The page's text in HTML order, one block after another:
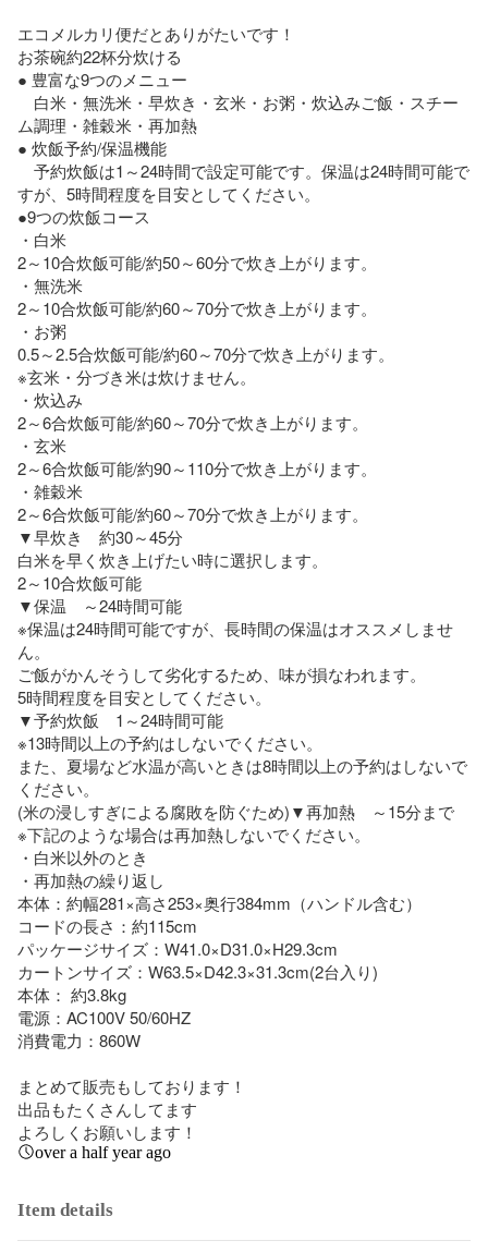
エコメルカリ便だとありがたいです！
お茶碗約22杯分炊ける
● 豊富な9つのメニュー
白米・無洗米・早炊き・玄米・お粥・炊込みご飯・スチー
ム調理・雑穀米・再加熱
● 炊飯予約/保温機能
予約炊飯は1～24時間で設定可能です。保温は24時間可能で
すが、5時間程度を目安としてください。
●9つの炊飯コース
・白米
2～10合炊飯可能/約50～60分で炊き上がります。
・無洗米
2～10合炊飯可能/約60～70分で炊き上がります。
・お粥
0.5～2.5合炊飯可能/約60～70分で炊き上がります。
※玄米・分づき米は炊けません。
・炊込み
2～6合炊飯可能/約60～70分で炊き上がります。
・玄米
2～6合炊飯可能/約90～110分で炊き上がります。
・雑穀米
2～6合炊飯可能/約60～70分で炊き上がります。
▼早炊き　約30～45分
白米を早く炊き上げたい時に選択します。
2～10合炊飯可能
▼保温　～24時間可能
※保温は24時間可能ですが、長時間の保温はオススメしませ
ん。
ご飯がかんそうして劣化するため、味が損なわれます。
5時間程度を目安としてください。
▼予約炊飯　1～24時間可能
※13時間以上の予約はしないでください。
また、夏場など水温が高いときは8時間以上の予約はしないで
ください。
(米の浸しすぎによる腐敗を防ぐため)▼再加熱　～15分まで
※下記のような場合は再加熱しないでください。
・白米以外のとき
・再加熱の繰り返し
本体：約幅281×高さ253×奥行384mm（ハンドル含む）
コードの長さ：約115cm
パッケージサイズ：W41.0×D31.0×H29.3cm
カートンサイズ：W63.5×D42.3×31.3cm(2台入り)
本体： 約3.8kg
電源：AC100V 50/60HZ
消費電力：860W
まとめて販売もしております！
出品もたくさんしてます
よろしくお願いします！
over a half year ago
Item details